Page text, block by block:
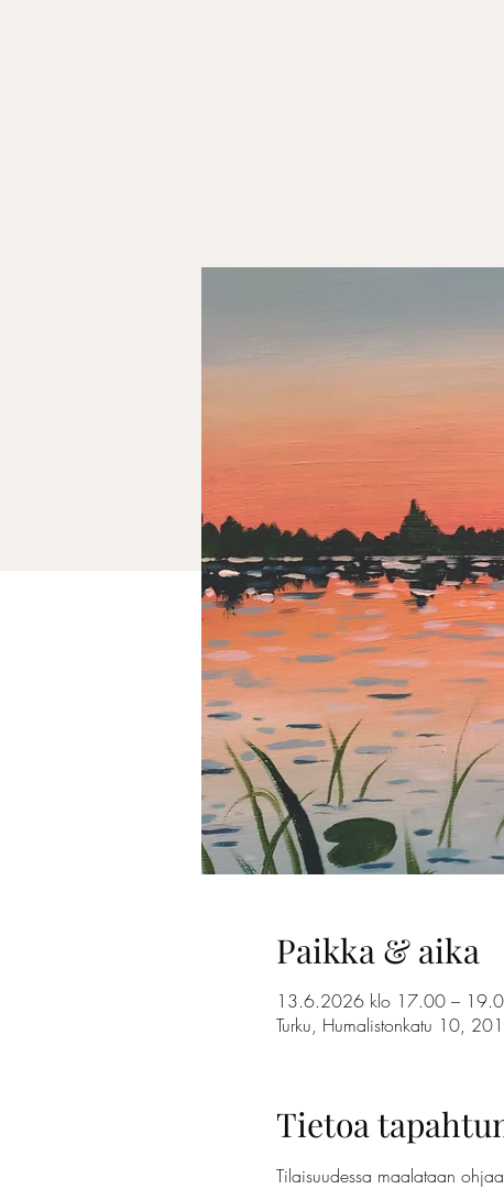
Paikka & aika
13.6.2026 klo 17.00 –
Turku, Humalistonkatu 10,
Tietoa
Tilaisuudessa maalataan